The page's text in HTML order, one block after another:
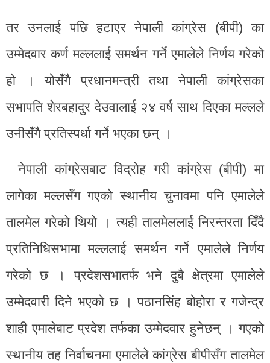
तर उनलाई पछि हटाएर नेपाली कांग्रेस (बीपी) का
उम्मेदवार कर्ण मल्ललाई समर्थन गर्ने एमालेले निर्णय गरेको
हो । योसँगै प्रधानमन्त्री तथा नेपाली कांग्रेसका
सभापति शेरबहादुर देउवालाई २४ वर्ष साथ दिएका मल्लले
उनीसँगै प्रतिस्पर्धा गर्ने भएका छन् ।
नेपाली कांग्रेसबाट विद्रोह गरी कांग्रेस (बीपी) मा
लागेका मल्लसँग गएको स्थानीय चुनावमा पनि एमालेले
तालमेल गरेको थियो । त्यही तालमेललाई निरन्तरता दिँदै
प्रतिनिधिसभामा मल्ललाई समर्थन गर्ने एमालेले निर्णय
गरेको छ । प्रदेशसभातर्फ भने दुबै क्षेत्रमा एमालेले
उम्मेदवारी दिने भएको छ । पठानसिंह बोहोरा र गजेन्द्र
शाही एमालेबाट प्रदेश तर्फका उम्मेदवार हुनेछन् । गएको
स्थानीय तह निर्वाचनमा एमालेले कांग्रेस बीपीसँग तालमेल